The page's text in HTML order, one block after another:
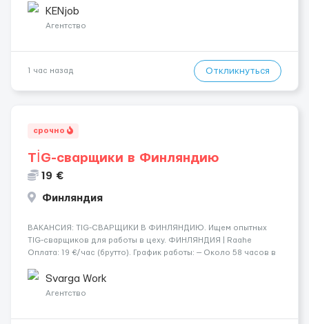
страховка. Высокая зарплата + %. Легально. Безопасно.
*Коммуникабел...
KENjob
Агентство
1 час назад Откликнуться
срочно
TİG-сварщики в Финляндию
19 €
Финляндия
​​ВАКАНСИЯ: TIG-СВАРЩИКИ В ФИНЛЯНДИЮ. Ищем опытных
TIG-сварщиков для работы в цеху. ФИНЛЯНДИЯ | Raahe
Оплата: 19 €/час (брутто). График работы: — Около 58 часов в
переработки. Дата начала: — Как можно скорее....
Svarga Work
Агентство